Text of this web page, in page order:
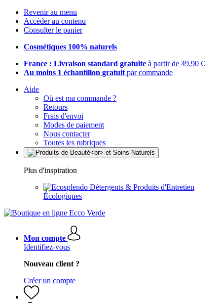
Revenir au menu
Accéder au contenu
Consulter le panier
Cosmétiques 100% naturels
France : Livraison standard gratuite à partir de 49,90 €
Au moins 1 échantillon gratuit par commande
Aide
Où est ma commande ?
Retours
Frais d'envoi
Modes de paiement
Nous contacter
Toutes les rubriques
Plus d'inspiration
Détergents & Produits d'Entretien
Écologiques
Mon compte
Identifiez-vous
Nouveau client ?
Créer un compte